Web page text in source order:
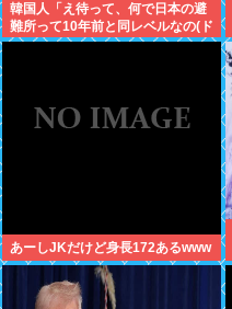
韓国人「え待って、何で日本の避
難所って10年前と同レベルなの(ド
ン引き
あーしJKだけど身長172あるwww